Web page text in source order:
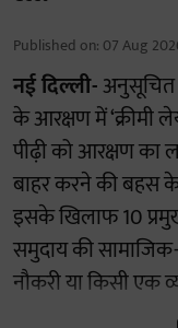
Published on: 07 Aug
नई दिल्ली-अनुसूचित
के आरक्षण में ‘क्रीमी
पीढ़ी को आरक्षण का
बाहर करने की बहस के
इसके खिलाफ 10
समुदाय की
नौकरी या किसी एक